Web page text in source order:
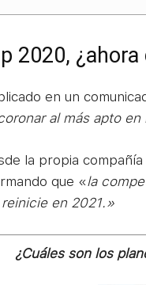
2020, ¿ahora
en un
al más apto
la propia
que «la
en 2021.»
¿Cuáles son los